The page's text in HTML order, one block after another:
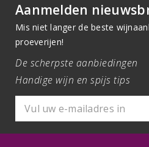
Aanmelden
Mis niet langer de beste
proeverijen!
De scherpste aanbiedingen
Handige wijn en spijs tips